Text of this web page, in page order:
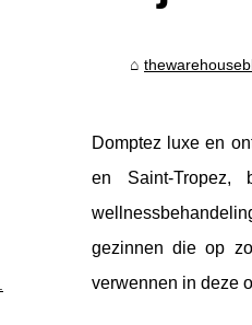
Domptez luxe en
en Saint-
gezinnen die op
verwennen in deze